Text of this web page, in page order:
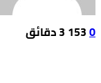
0
153 3 ‫دقائق‬